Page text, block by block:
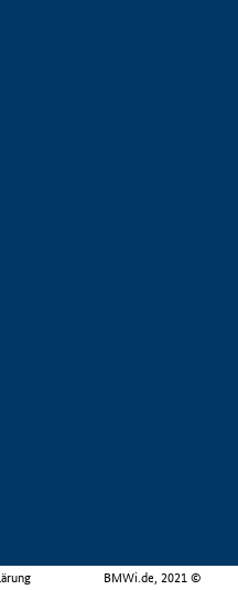
BMWi.de, 2021 ©